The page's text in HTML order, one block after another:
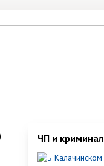
ЧП и криминал